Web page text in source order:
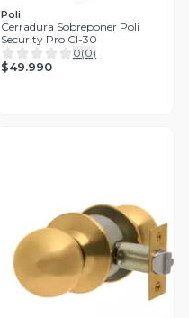
Poli
Cerradura Sobreponer Poli
Security Pro CI-30
0(0)
$49.990